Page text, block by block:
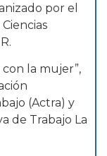
por el
con la mujer”,
(Actra) y
de Trabajo La